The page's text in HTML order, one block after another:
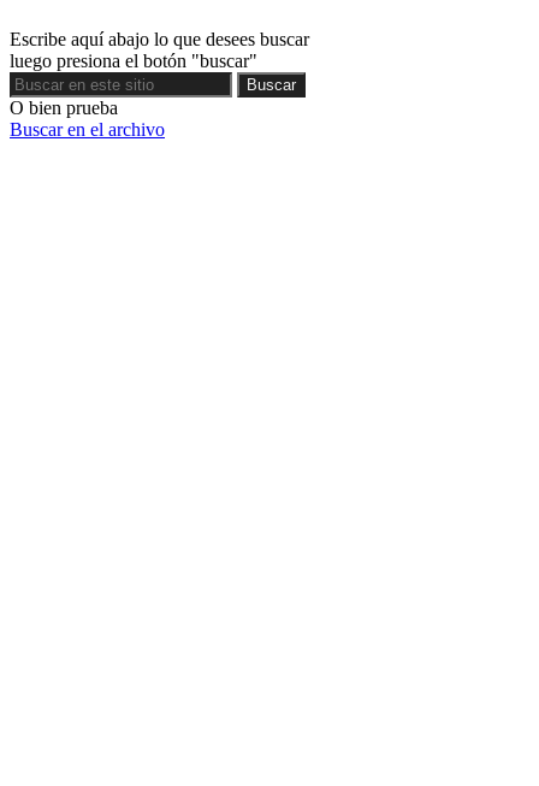
Escribe aquí abajo lo que desees buscar
luego presiona el botón "buscar"
Buscar
Buscar
O bien prueba
Buscar en el archivo